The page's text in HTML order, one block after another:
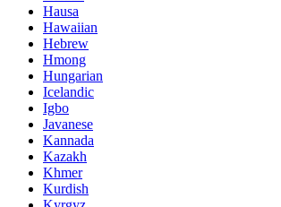
Hausa
Hawaiian
Hebrew
Hmong
Hungarian
Icelandic
Igbo
Javanese
Kannada
Kazakh
Khmer
Kurdish